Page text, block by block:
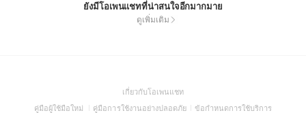
ยังมีโอเพนแชทที่น่าสนใจอีกมากมาย
ดูเพิ่มเติม
เกี่ยวกับโอเพนแชท(Open
in
คู่มือผู้ใช้มือใหม่ (Open
คู่มือการใช้งานอย่างปลอดภัย(Open
ข้อกำหนดการใช้บริการ(Open